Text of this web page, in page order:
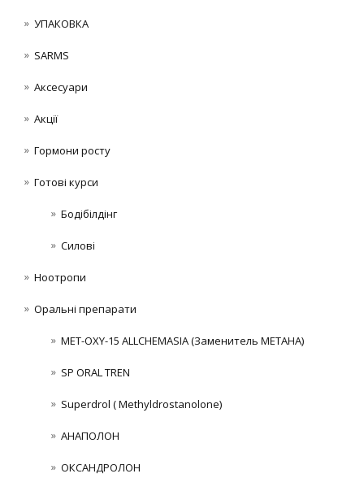
УПАКОВКА
SARMS
Аксесуари
Акції
Гормони росту
Готові курси
Бодібілдінг
Силові
Ноотропи
Оральні препарати
MET-OXY-15 ALLCHEMASIA (Заменитель МЕТАНА)
SP ORAL TREN
Superdrol ( Methyldrostanolone)
АНАПОЛОН
ОКСАНДРОЛОН